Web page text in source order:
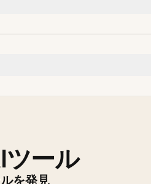
ール
を発見